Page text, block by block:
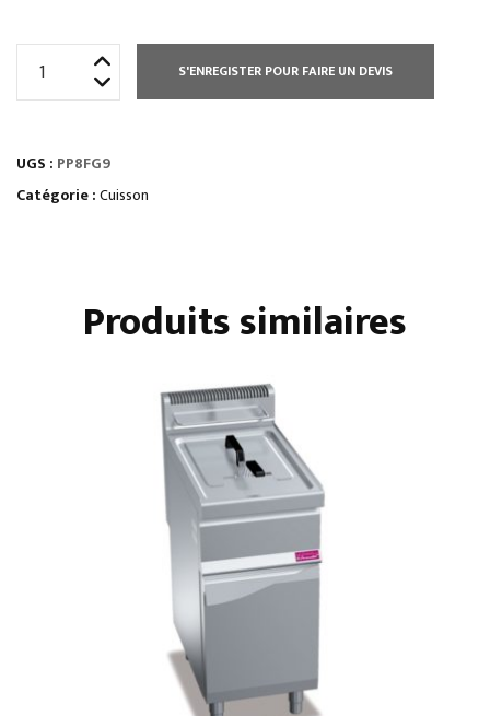
PLAQUE
COUP
S'ENREGISTER POUR FAIRE UN DEVIS
UGS : PP8FG9
Catégorie :Cuisson
Produits similaires